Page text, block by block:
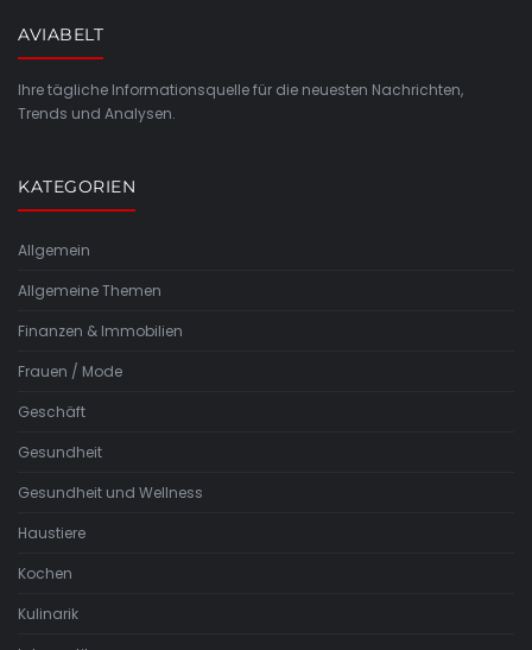
AVIABELT
Ihre tägliche Informationsquelle für die neuesten Nachrichten,
Trends und Analysen.
KATEGORIEN
Allgemein
Allgemeine Themen
Finanzen & Immobilien
Frauen / Mode
Geschäft
Gesundheit
Gesundheit und Wellness
Haustiere
Kochen
Kulinarik